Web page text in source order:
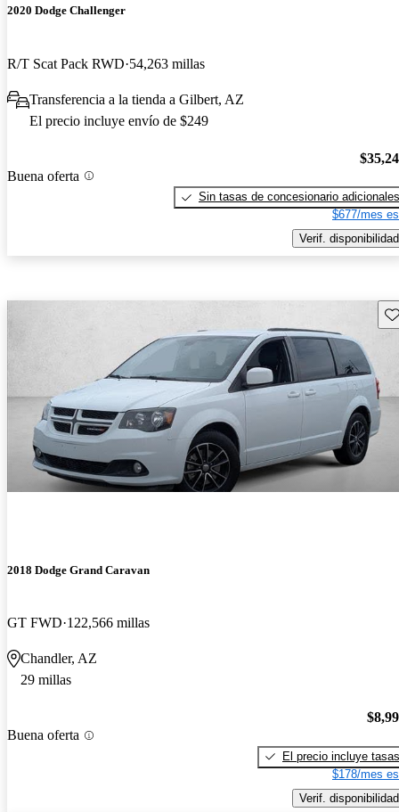
2020 Dodge Challenger
R/T Scat Pack RWD 54,263 millas
Transferencia a la tienda a Gilbert, AZ
El precio incluye envío de $249
Buena oferta
Sin tasas de concesionario adicionales
$677/mes
Verif. disponibilidad
2018 Dodge Grand Caravan
GT FWD 122,566 millas
Chandler, AZ
29 millas
Buena oferta
El precio incluye tasas
$178/mes
Verif. disponibilidad